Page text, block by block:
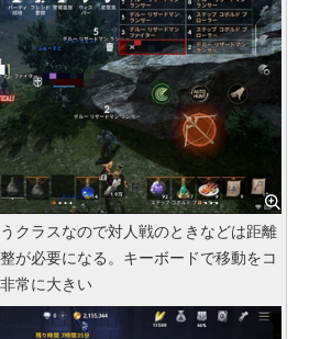
クラスなので対人戦のときなどは距離
が必要になる。キーボードで移動をコ
常に大きい